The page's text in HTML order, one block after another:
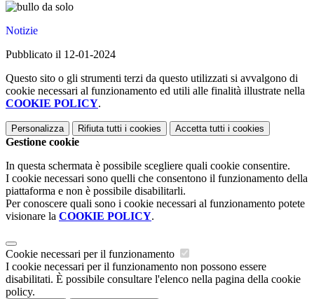
Notizie
Pubblicato il 12-01-2024
Questo sito o gli strumenti terzi da questo utilizzati si avvalgono di
cookie necessari al funzionamento ed utili alle finalità illustrate nella
COOKIE POLICY.
Personalizza Rifiuta tutti i cookies Accetta tutti i cookies
Gestione cookie
In questa schermata è possibile scegliere quali cookie consentire.
I cookie necessari sono quelli che consentono il funzionamento della
piattaforma e non è possibile disabilitarli.
Per conoscere quali sono i cookie necessari al funzionamento potete
visionare la COOKIE POLICY.
Cookie necessari per il funzionamento
I cookie necessari per il funzionamento non possono essere
disabilitati. È possibile consultare l'elenco nella pagina della cookie
policy.